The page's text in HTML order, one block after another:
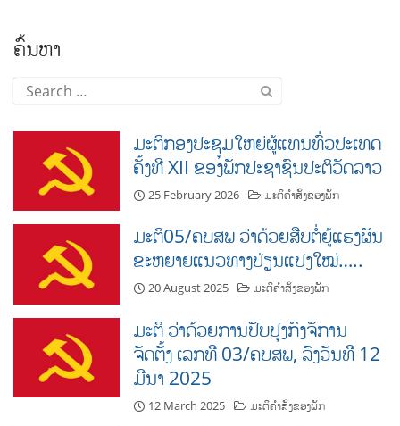
ຄົ້ນຫາ
Search
for:
ມະຕິກອງປະຊຸມໃຫຍ່ຜູ້ແທນທົ່ວປະເທດ
ຄັ້ງທີ XII ຂອງພັກປະຊາຊົນປະຕິວັດລາວ
25 February 2026 ມະຕິຄຳສັ່ງຂອງພັກ
ມະຕິ05/ຄບສພ ວ່າດ້ວຍສືບຕໍ່ຍູ້ແຮງຜັນ
ຂະຫຍາຍແນວທາງປ່ຽນແປງໃໝ່…..
20 August 2025 ມະຕິຄຳສັ່ງຂອງພັກ
ມະຕິ ວ່າດ້ວຍການປັບປຸງກົງຈັການ
ຈັດຕັ້ງ ເລກທີ 03/ຄບສພ, ລົງວັນທີ 12
ມີນາ 2025
12 March 2025 ມະຕິຄຳສັ່ງຂອງພັກ